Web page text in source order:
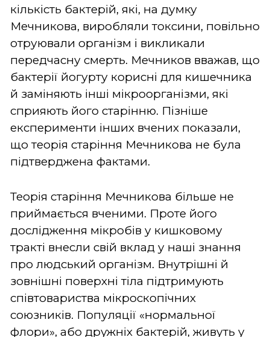
кількість бактерій, які, на думку
Мечникова, виробляли токсини, повільно
отруювали організм і викликали
передчасну смерть. Мечников вважав, що
бактерії йогурту корисні для кишечника
й заміняють інші мікроорганізми, які
сприяють його старінню. Пізніше
експерименти інших вчених показали,
що теорія старіння Мечникова не була
підтверджена фактами.
Теорія старіння Мечникова більше не
приймається вченими. Проте його
дослідження мікробів у кишковому
тракті внесли свій вклад у наші знання
про людський організм. Внутрішні й
зовнішні поверхні тіла підтримують
співтовариства мікроскопічних
союзників. Популяції «нормальної
флори», або дружніх бактерій, живуть у